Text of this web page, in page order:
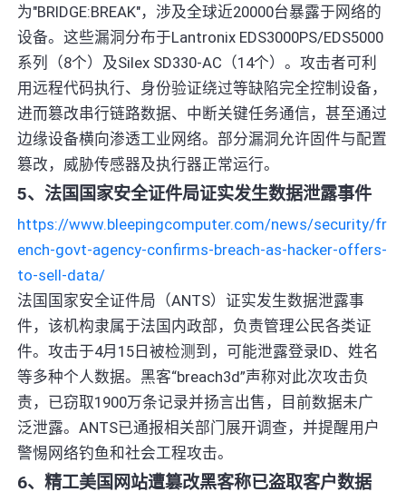
为"BRIDGE:BREAK"，涉及全球近20000台暴露于网络的
设备。这些漏洞分布于Lantronix EDS3000PS/EDS5000
系列（8个）及Silex SD330-AC（14个）。攻击者可利
用远程代码执行、身份验证绕过等缺陷完全控制设备，
进而篡改串行链路数据、中断关键任务通信，甚至通过
边缘设备横向渗透工业网络。部分漏洞允许固件与配置
篡改，威胁传感器及执行器正常运行。
5、法国国家安全证件局证实发生数据泄露事件
https://www.bleepingcomputer.com/news/security/fr
ench-govt-agency-confirms-breach-as-hacker-offers-
to-sell-data/
法国国家安全证件局（ANTS）证实发生数据泄露事
件，该机构隶属于法国内政部，负责管理公民各类证
件。攻击于4月15日被检测到，可能泄露登录ID、姓名
等多种个人数据。黑客“breach3d”声称对此次攻击负
责，已窃取1900万条记录并扬言出售，目前数据未广
泛泄露。ANTS已通报相关部门展开调查，并提醒用户
警惕网络钓鱼和社会工程攻击。
6、精工美国网站遭篡改黑客称已盗取客户数据